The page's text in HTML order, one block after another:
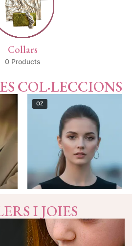
Collars
0 Products
COL·LECCIONS
OZ
I JOIES